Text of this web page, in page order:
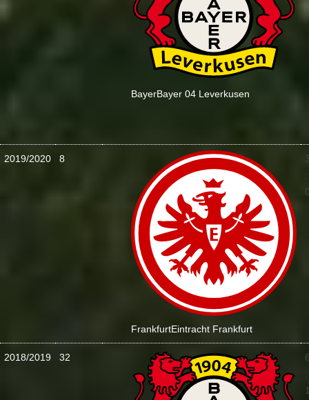
BayerBayer 04 Leverkusen
2019/2020 8
FrankfurtEintracht Frankfurt
:
2018/2019 32
: